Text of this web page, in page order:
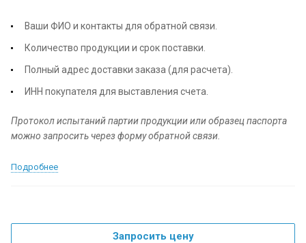
Ваши ФИО и контакты для обратной связи.
Количество продукции и срок поставки.
Полный адрес доставки заказа (для расчета).
ИНН покупателя для выставления счета.
Протокол испытаний партии продукции или образец паспорта
можно запросить через форму обратной связи.
Подробнее
Запросить цену